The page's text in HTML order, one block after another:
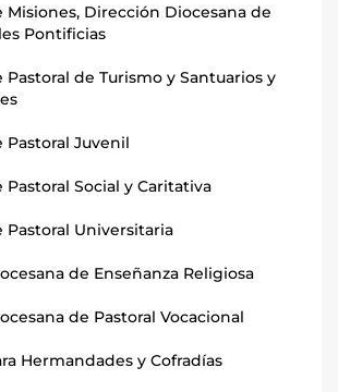
Misiones, Dirección Diocesana de
Pontificias
de Turismo y Santuarios y
Juvenil
Social y Caritativa
Pastoral Universitaria
de Enseñanza Religiosa
de Pastoral Vocacional
Hermandades y Cofradías